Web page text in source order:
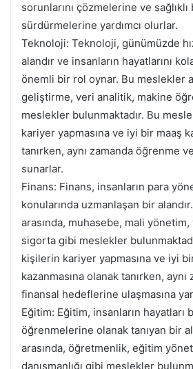
sorunlarını çözmelerine ve sağlıklı
sürdürmelerine yardımcı olurlar.
Teknoloji: Teknoloji, günümüzde
alandır ve insanların hayatlarını
önemli bir rol oynar. Bu meslekler
geliştirme, veri analitik, makine
meslekler bulunmaktadır. Bu
kariyer yapmasına ve iyi bir maaş
tanırken, aynı zamanda öğrenme
sunarlar.
Finans: Finans, insanların para
konularında uzmanlaşan bir
arasında, muhasebe, mali yönetim,
sigorta gibi meslekler
kişilerin kariyer yapmasına ve iyi
kazanmasına olanak tanırken, aynı
finansal hedeflerine ulaşmasına
Eğitim: Eğitim, insanların hayatları
öğrenmelerine olanak tanıyan bir
arasında, öğretmenlik, eğitim
danışmanlığı gibi meslekler